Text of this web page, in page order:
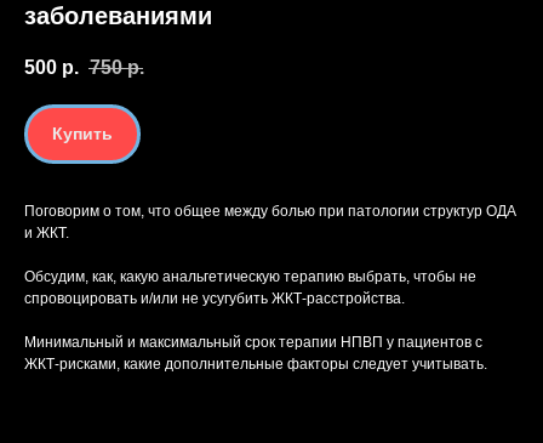
заболеваниями
500 р. 750 р.
Купить
Поговорим о том, что общее между болью при патологии структур ОДА
и ЖКТ.
Обсудим, как, какую анальгетическую терапию выбрать, чтобы не
спровоцировать и/или не усугубить ЖКТ-расстройства.
Минимальный и максимальный срок терапии НПВП у пациентов с
ЖКТ-рисками, какие дополнительные факторы следует учитывать.